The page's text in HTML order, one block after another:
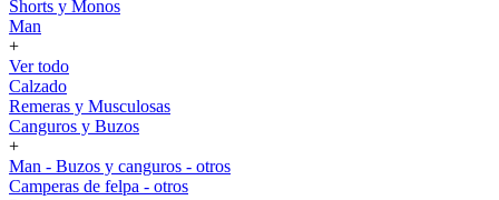
Shorts y Monos
Man
+
Ver todo
Calzado
Remeras y Musculosas
Canguros y Buzos
+
Man - Buzos y canguros - otros
Camperas de felpa - otros